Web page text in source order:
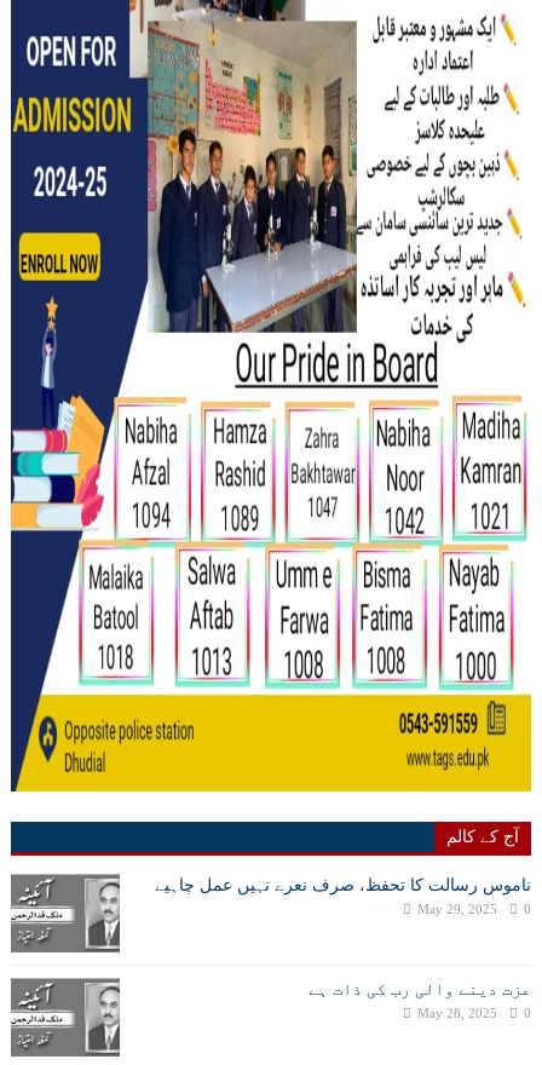
آج کے کالم
ناموس رسالت کا تحفظ، صرف نعرے نہیں عمل چاہیے
May 29, 2025 0
عزت دینے والی رب کی ذات ہے
May 28, 2025 0